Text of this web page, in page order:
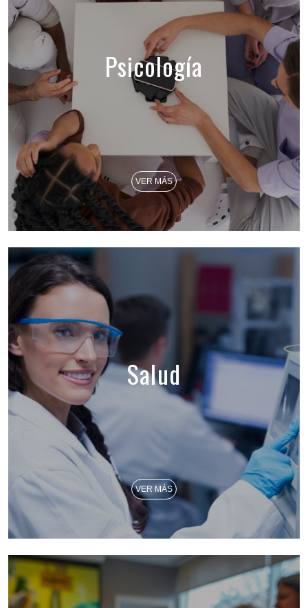
Psicología
VER MÁS
Salud
VER MÁS